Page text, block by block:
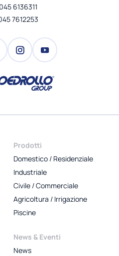
6136311
7612253
Prodotti
Domestico / Residenziale
Industriale
Civile / Commerciale
Agricoltura / Irrigazione
Piscine
News & Eventi
News